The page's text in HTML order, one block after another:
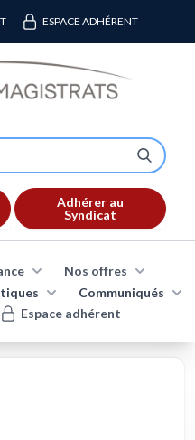
ESPACE ADHÉRENT
Adhérer au
Syndicat
Nos offres
Communiqués
Espace adhérent